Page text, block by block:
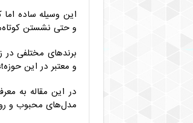
این وسیله ساده
و حتی نشستن
برندهای مختلفی در
و معتبر در این حوزهHiradplast است.
در این مقاله به
مدل‌های محبوب و